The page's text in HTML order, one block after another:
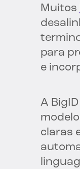
Muitos
para
e
A
claras